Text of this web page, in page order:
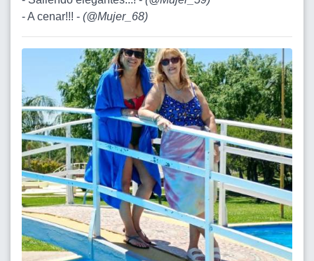
- A cenar!!! - (@Mujer_68)